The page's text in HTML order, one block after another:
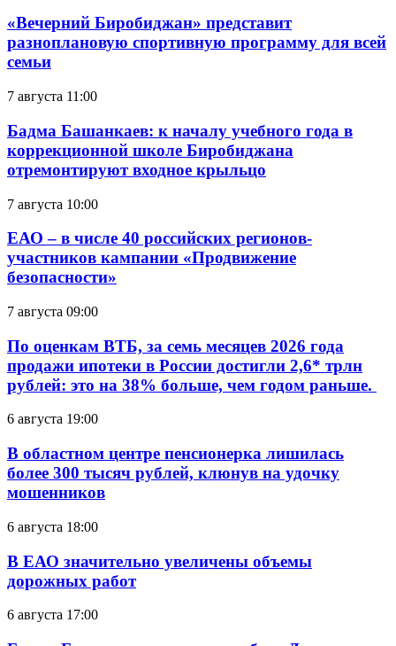
«Вечерний Биробиджан» представит
разноплановую спортивную программу для всей
семьи
7 августа 11:00
Бадма Башанкаев: к началу учебного года в
коррекционной школе Биробиджана
отремонтируют входное крыльцо
7 августа 10:00
ЕАО – в числе 40 российских регионов-
участников кампании «Продвижение
безопасности»
7 августа 09:00
По оценкам ВТБ, за семь месяцев 2026 года
продажи ипотеки в России достигли 2,6* трлн
рублей: это на 38% больше, чем годом раньше.
6 августа 19:00
В областном центре пенсионерка лишилась
более 300 тысяч рублей, клюнув на удочку
мошенников
6 августа 18:00
В ЕАО значительно увеличены объемы
дорожных работ
6 августа 17:00